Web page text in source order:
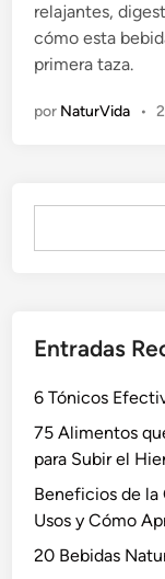
a
d
o
n
relajantes,
cómo esta
primera taza.
por NaturVida •
Entradas
6 Tónicos
75 Alimentos
para Subir el
Beneficios de la
Usos y Cómo
20 Bebidas